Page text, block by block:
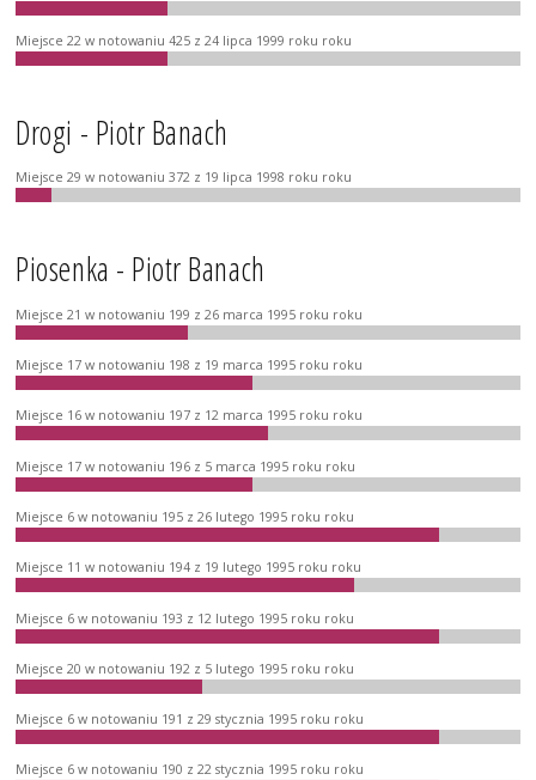
Miejsce 22 w notowaniu 425 z 24 lipca 1999 roku roku
Drogi - Piotr Banach
Miejsce 29 w notowaniu 372 z 19 lipca 1998 roku roku
Piosenka - Piotr Banach
Miejsce 21 w notowaniu 199 z 26 marca 1995 roku roku
Miejsce 17 w notowaniu 198 z 19 marca 1995 roku roku
Miejsce 16 w notowaniu 197 z 12 marca 1995 roku roku
Miejsce 17 w notowaniu 196 z 5 marca 1995 roku roku
Miejsce 6 w notowaniu 195 z 26 lutego 1995 roku roku
Miejsce 11 w notowaniu 194 z 19 lutego 1995 roku roku
Miejsce 6 w notowaniu 193 z 12 lutego 1995 roku roku
Miejsce 20 w notowaniu 192 z 5 lutego 1995 roku roku
Miejsce 6 w notowaniu 191 z 29 stycznia 1995 roku roku
Miejsce 6 w notowaniu 190 z 22 stycznia 1995 roku roku